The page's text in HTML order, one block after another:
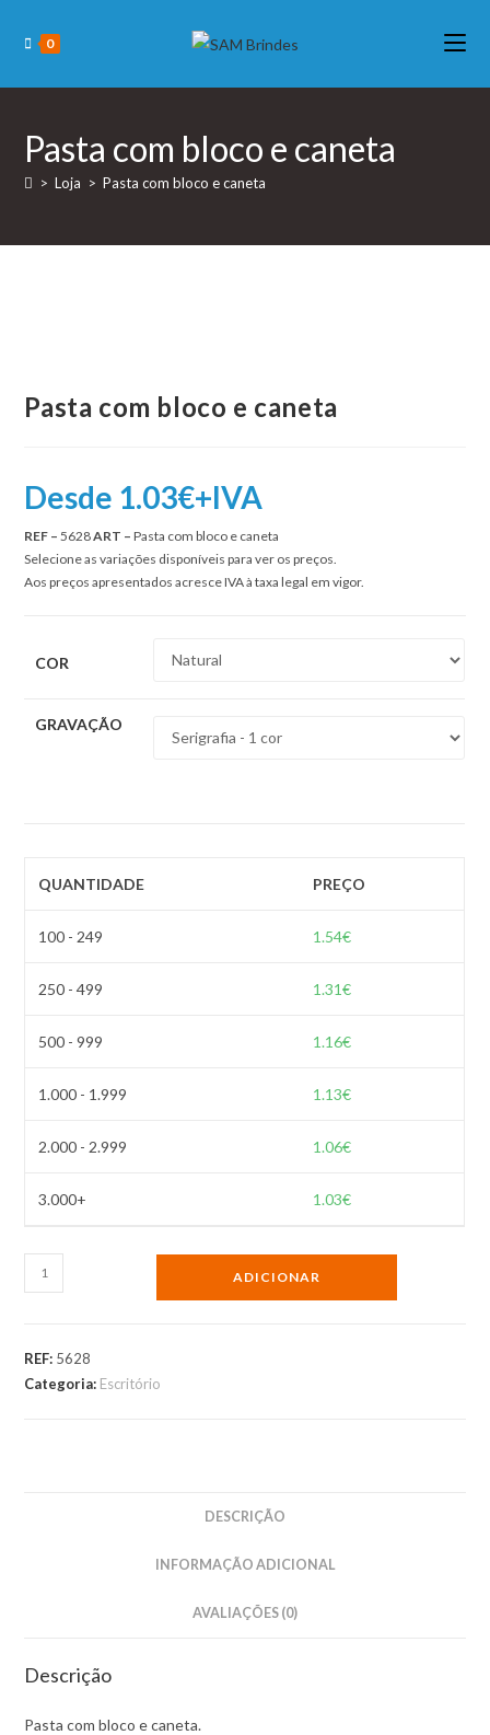
0
Pasta com bloco e caneta
> Loja > Pasta com bloco e caneta
Pasta com bloco e caneta
Desde 1.03€+IVA
REF – 5628ART –Pasta com bloco e caneta
Selecione as variações disponíveis para ver os preços.
Aos preços apresentados acresce IVA à taxa legal em vigor.
COR
GRAVAÇÃO
QUANTIDADE PREÇO
100 - 249 1.54€
250 - 499 1.31€
500 - 999 1.16€
1.000 - 1.999 1.13€
2.000 - 2.999 1.06€
3.000+ 1.03€
ADICIONAR
REF: 5628
Categoria: Escritório
DESCRIÇÃO
INFORMAÇÃO ADICIONAL
AVALIAÇÕES (0)
Descrição
Pasta com bloco e caneta.